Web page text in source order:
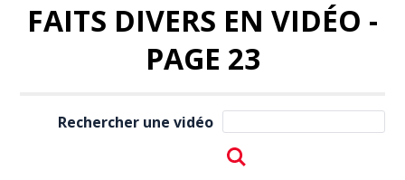
FAITS DIVERS EN VIDÉO -
PAGE 23
Rechercher une vidéo